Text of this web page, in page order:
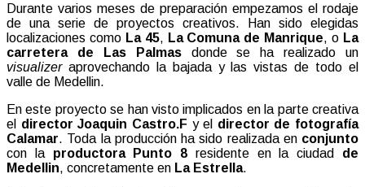
Durante varios meses de preparación empezamos el rodaje
de una serie de proyectos creativos. Han sido elegidas
localizaciones como La 45, La Comuna de Manrique, o La
carretera de Las Palmasdonde se ha realizado un
visualizeraprovechando la bajada y las vistas de todo el
valle de Medellin.
En este proyecto se han visto implicados en la parte creativa
el director Joaquin Castro.F y el director de fotografía
Calamar. Toda la producción ha sido realizada en conjunto
con la productora Punto 8 residente en la ciudad de
Medellin, concretamente en La Estrella.